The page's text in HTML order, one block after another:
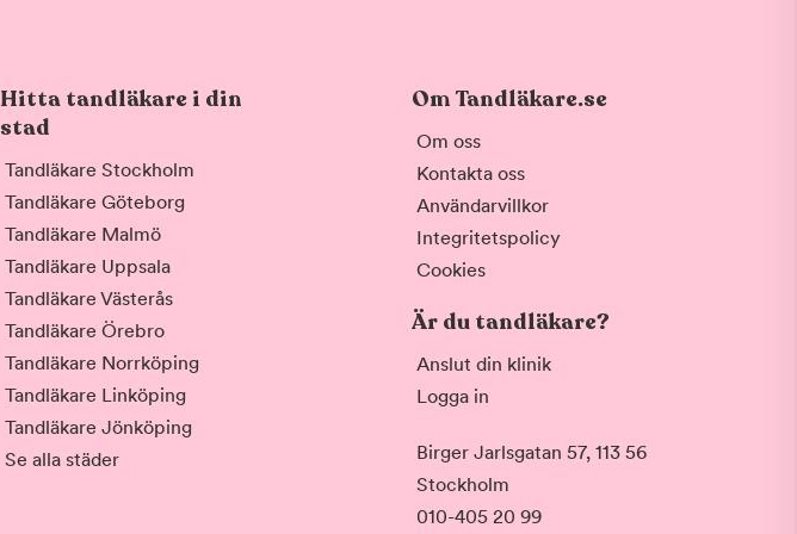
Hitta tandläkare i din
stad
Tandläkare Stockholm
Tandläkare Göteborg
Tandläkare Malmö
Tandläkare Uppsala
Tandläkare Västerås
Tandläkare Örebro
Tandläkare Norrköping
Tandläkare Linköping
Tandläkare Jönköping
Se alla städer
Om Tandläkare.se
Om oss
Kontakta oss
Användarvillkor
Integritetspolicy
Cookies
Är du tandläkare?
Anslut din klinik
Logga in
Birger Jarlsgatan 57, 113 56
Stockholm
010-405 20 99